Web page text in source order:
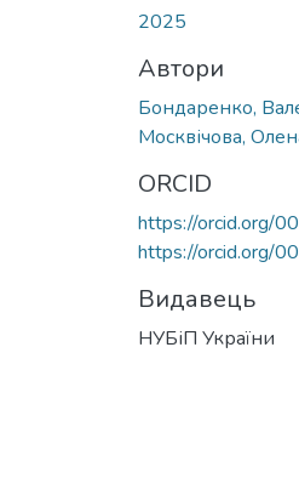
2025
Автори
Бондаренко,
Москвічова,
ORCID
https://orcid.org/
https://orcid.org/
Видавець
НУБіП України